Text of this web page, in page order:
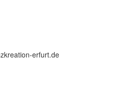
erfurt.de